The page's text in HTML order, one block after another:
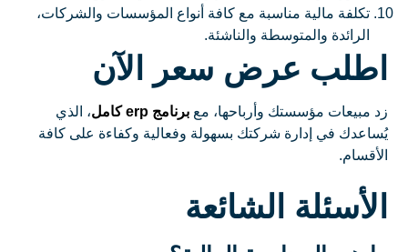
تكلفة مالية مناسبة مع كافة أنواع المؤسسات والشركات،
الرائدة والمتوسطة والناشئة.
اطلب عرض سعر الآن
زد مبيعات مؤسستك وأرباحها، معبرنامج erp كامل
، الذي
يُساعدك في إدارة شركتك بسهولة وفعالية وكفاءة على كافة
الأقسام.
الأسئلة الشائعة